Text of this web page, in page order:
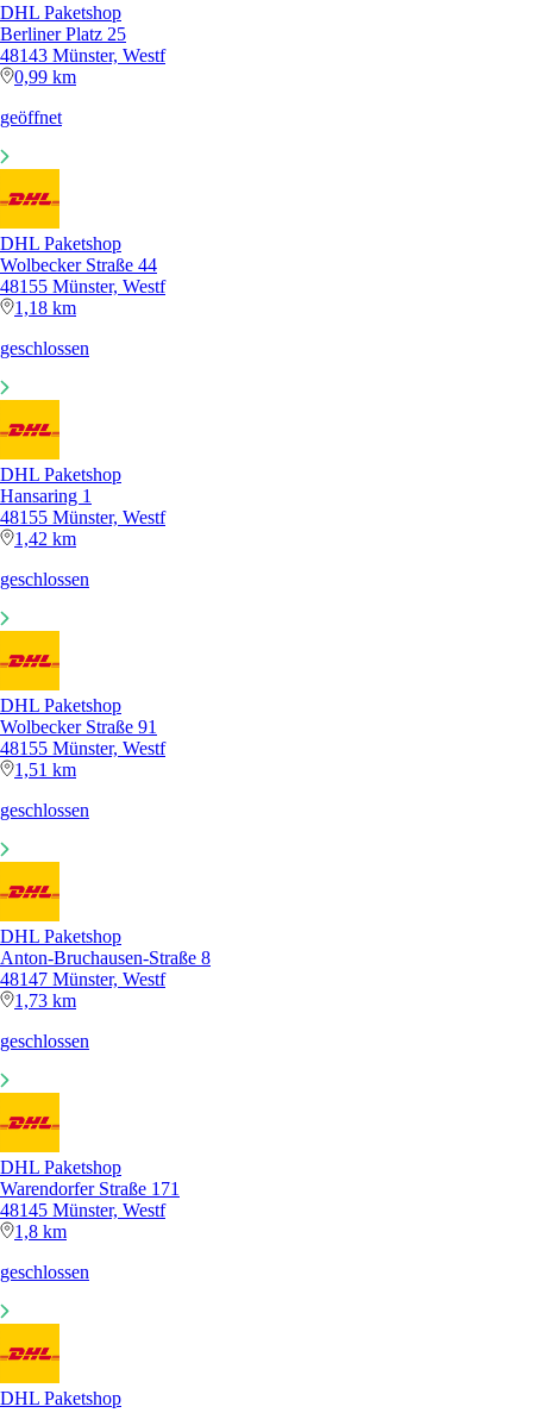
DHL Paketshop
Berliner Platz 25
48143 Münster, Westf
0,99 km
geöffnet
DHL Paketshop
Wolbecker Straße 44
48155 Münster, Westf
1,18 km
geschlossen
DHL Paketshop
Hansaring 1
48155 Münster, Westf
1,42 km
geschlossen
DHL Paketshop
Wolbecker Straße 91
48155 Münster, Westf
1,51 km
geschlossen
DHL Paketshop
Anton-Bruchausen-Straße 8
48147 Münster, Westf
1,73 km
geschlossen
DHL Paketshop
Warendorfer Straße 171
48145 Münster, Westf
1,8 km
geschlossen
DHL Paketshop